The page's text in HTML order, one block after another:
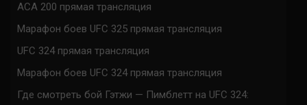
ACA 200 прямая трансляция
Марафон боев UFC 325 прямая трансляция
UFC 324 прямая трансляция
Марафон боев UFC 324 прямая трансляция
Где смотреть бой Гэтжи — Пимблетт на UFC 324: